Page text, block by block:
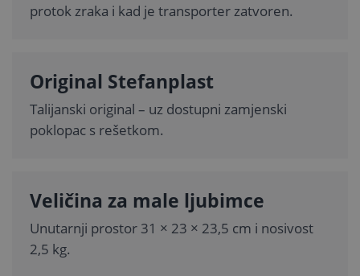
protok zraka i kad je transporter zatvoren.
Original Stefanplast
Talijanski original – uz dostupni zamjenski
poklopac s rešetkom.
Veličina za male ljubimce
Unutarnji prostor 31 × 23 × 23,5 cm i nosivost
2,5 kg.